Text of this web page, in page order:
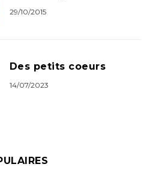
29/10/2015
Des petits coeurs
14/07/2023